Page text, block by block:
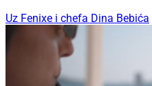
Uz Fenixe i chefa Dina Bebića